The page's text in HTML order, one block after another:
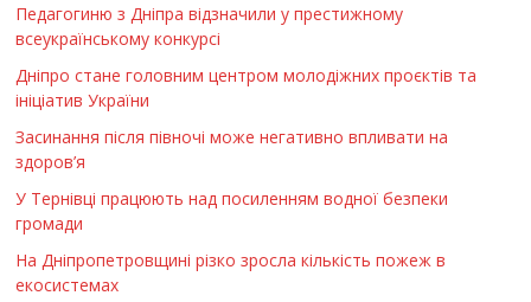
Педагогиню з Дніпра відзначили у престижному
всеукраїнському конкурсі
Дніпро стане головним центром молодіжних проєктів та
ініціатив України
Засинання після півночі може негативно впливати на
здоров’я
У Тернівці працюють над посиленням водної безпеки
громади
На Дніпропетровщині різко зросла кількість пожеж в
екосистемах